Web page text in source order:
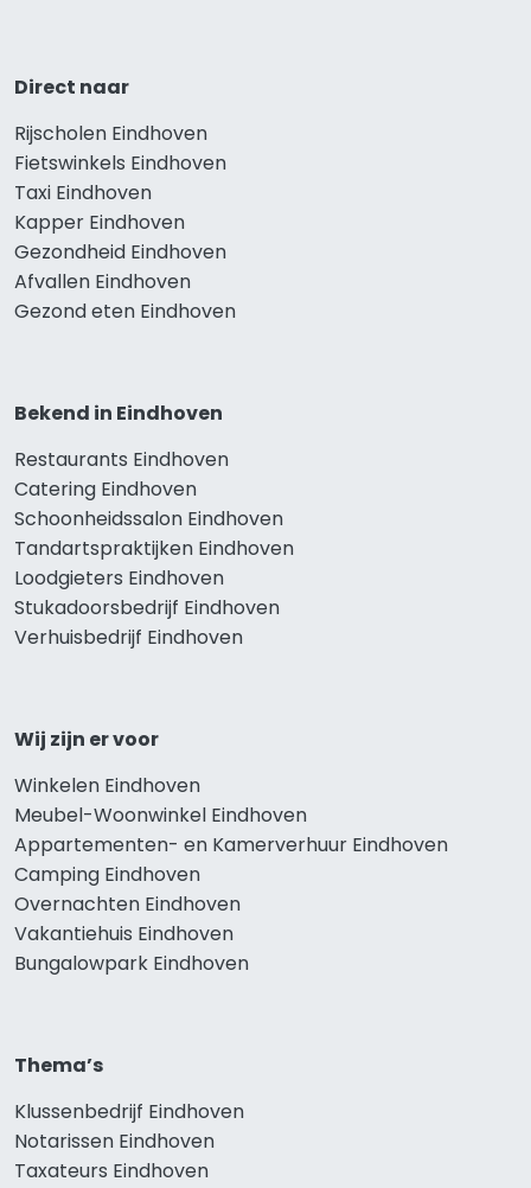
Direct naar
Rijscholen Eindhoven
Fietswinkels Eindhoven
Taxi Eindhoven
Kapper Eindhoven
Gezondheid Eindhoven
Afvallen Eindhoven
Gezond eten Eindhoven
Bekend in Eindhoven
Restaurants Eindhoven
Catering Eindhoven
Schoonheidssalon Eindhoven
Tandartspraktijken Eindhoven
Loodgieters Eindhoven
Stukadoorsbedrijf Eindhoven
Verhuisbedrijf Eindhoven
Wij zijn er voor
Winkelen Eindhoven
Meubel-Woonwinkel Eindhoven
Appartementen- en Kamerverhuur Eindhoven
Camping Eindhoven
Overnachten Eindhoven
Vakantiehuis Eindhoven
Bungalowpark Eindhoven
Thema’s
Klussenbedrijf Eindhoven
Notarissen Eindhoven
Taxateurs Eindhoven